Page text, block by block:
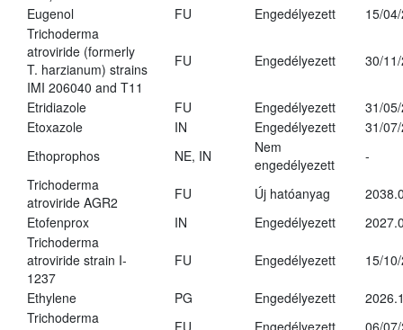
Eugenol FU Engedélyezett
15/
Trichoderma
atroviride (formerly
T. harzianum) strains
IMI 206040 and T11
FU Engedélyezett 30/
Etridiazole FU Engedélyezett
31/
Etoxazole
IN Engedélyezett
31/
Ethoprophos
NE, IN
Nem
engedélyezett
-
Trichoderma
atroviride AGR2
FU Új hatóanyag
Etofenprox
IN Engedélyezett
Trichoderma
atroviride strain I-
1237
FU Engedélyezett 15/
Ethylene PG Engedélyezett
Trichoderma